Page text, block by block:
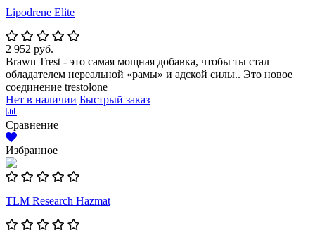
Lipodrene Elite
2 952 руб.
Brawn Trest - это самая мощная добавка, чтобы ты стал
обладателем нереальной «рамы» и адской силы.. Это новое
соединение trestolone
Нет в наличии Быстрый заказ
Сравнение
Избранное
TLM Research Hazmat